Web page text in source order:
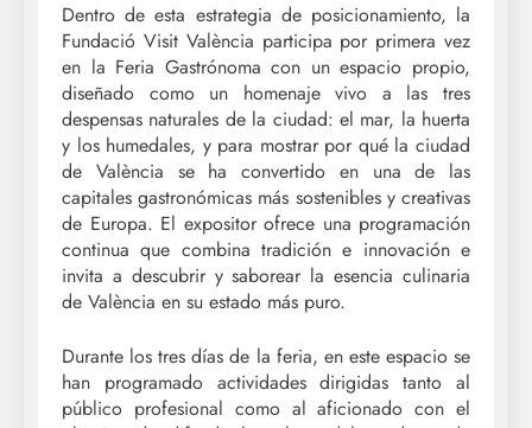
Dentro de esta estrategia de posicionamiento, la
Fundació Visit València participa por primera vez
en la Feria Gastrónoma con un espacio propio,
diseñado como un homenaje vivo a las tres
despensas naturales de la ciudad: el mar, la huerta
y los humedales, y para mostrar por qué la ciudad
de València se ha convertido en una de las
capitales gastronómicas más sostenibles y creativas
de Europa. El expositor ofrece una programación
continua que combina tradición e innovación e
invita a descubrir y saborear la esencia culinaria
de València en su estado más puro.
Durante los tres días de la feria, en este espacio se
han programado actividades dirigidas tanto al
público profesional como al aficionado con el